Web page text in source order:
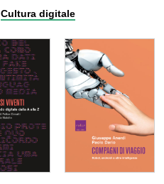
Cultura digitale